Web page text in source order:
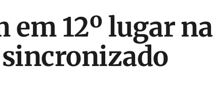
em 12º lugar na